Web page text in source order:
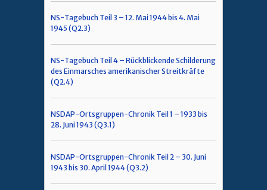
NS-Tagebuch Teil 3 – 12. Mai 1944 bis 4. Mai
1945 (Q2.3)
NS-Tagebuch Teil 4 – Rückblickende Schilderung
des Einmarsches amerikanischer Streitkräfte
(Q2.4)
NSDAP-Ortsgruppen-Chronik Teil 1 – 1933 bis
28. Juni 1943 (Q3.1)
NSDAP-Ortsgruppen-Chronik Teil 2 – 30. Juni
1943 bis 30. April 1944 (Q3.2)